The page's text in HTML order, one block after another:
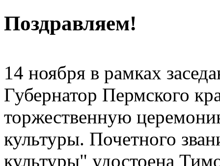
Поздравляем!
14 ноября в рамках
Губернатор Пермского
торжественную
культуры. Почетного
культуры" удостоена